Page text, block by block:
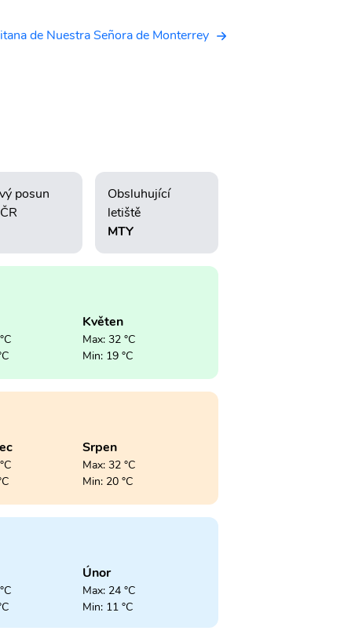
de Nuestra Señora de Monterrey
posun
Obsluhující
letiště
MTY
Květen
Max: 32 °C
Min: 19 °C
Srpen
Max: 32 °C
Min: 20 °C
Únor
Max: 24 °C
Min: 11 °C